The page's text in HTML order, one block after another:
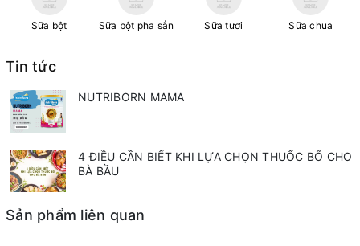
Sữa bột Sữa bột pha sẳn Sữa tươi Sữa chua
Tin tức
NUTRIBORN MAMA
4 ĐIỀU CẦN BIẾT KHI LỰA CHỌN THUỐC BỔ CHO
BÀ BẦU
Sản phẩm liên quan